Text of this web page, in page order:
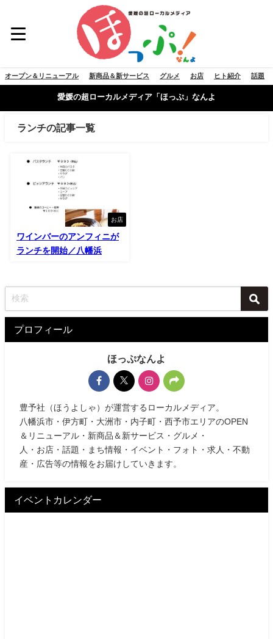
オープン＆リニューアル 新商品＆新サービス グルメ お店 ヒト紹介 話題
愛媛の超ローカルメディア「ほっぷ」なんよ
ランチの記事一覧
お店
ワインバーのアンフィニが
ランチを開始／八幡浜
プロフィール
ほっぷなんよ
豊予社（ほうよしゃ）が運営するローカルメディア。
八幡浜市・伊方町・大洲市・内子町・西予市エリアのOPEN
＆リニューアル・新商品＆新サービス・グルメ・
人・お店・話題・まち情報・イベント・フォト・求人・不動
産・広告等の情報をお届けしていきます。
イベントカレンダー